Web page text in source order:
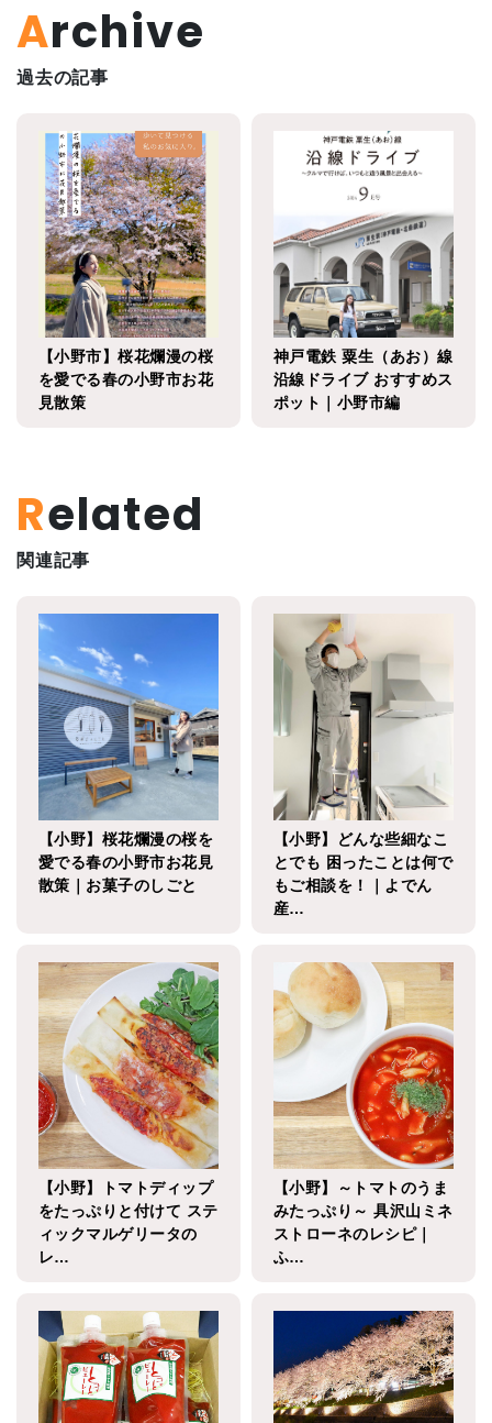
Archive
過去の記事
【小野市】桜花爛漫の桜
を愛でる春の小野市お花
見散策
神戸電鉄 粟生（あお）線
沿線ドライブ おすすめス
ポット｜小野市編
Related
関連記事
【小野】桜花爛漫の桜を
愛でる春の小野市お花見
散策｜お菓子のしごと
【小野】どんな些細なこ
とでも 困ったことは何で
もご相談を！｜よでん
産…
【小野】トマトディップ
をたっぷりと付けて ステ
ィックマルゲリータの
レ…
【小野】～トマトのうま
みたっぷり～ 具沢山ミネ
ストローネのレシピ｜
ふ…